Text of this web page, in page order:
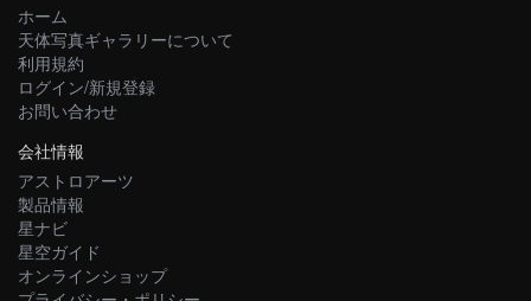
ホーム
天体写真ギャラリーについて
利用規約
ログイン/新規登録
お問い合わせ
会社情報
アストロアーツ
製品情報
星ナビ
星空ガイド
オンラインショップ